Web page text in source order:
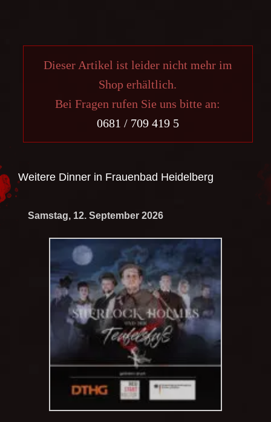
Dieser Artikel ist leider nicht mehr im
Shop erhältlich.
Bei Fragen rufen Sie uns bitte an:
0681 / 709 419 5
Weitere Dinner in Frauenbad Heidelberg
Samstag, 12. September 2026